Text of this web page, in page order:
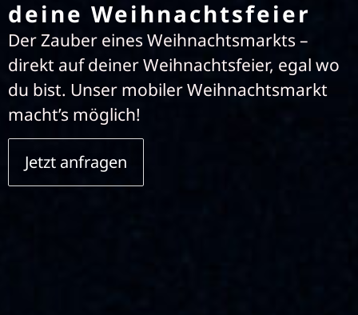
deine Weihnachtsfeier
Der Zauber eines Weihnachtsmarkts –
direkt auf deiner Weihnachtsfeier, egal wo
du bist. Unser mobiler Weihnachtsmarkt
macht’s möglich!
Jetzt anfragen